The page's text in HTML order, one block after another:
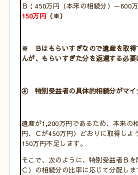
Ｂ：450万円（本来の相続分）－600
150万円 （※）
※ Ｂはもらいすぎなので遺産を取得
んが、もらいすぎた分を返還する必要
④ 特別受益者の具体的相続分がマイ
遺産が1,200万円であるため、本来の
円、Ｃが450万円）どおりに取得しよ
150万円不足します。
そこで、次のように、特別受益者Ｂを
Ｃ）の相続分の比率に応じて分配しま